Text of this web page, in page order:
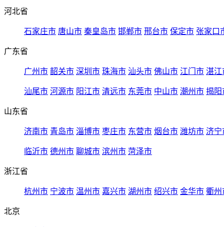
河北省
石家庄市 唐山市 秦皇岛市 邯郸市 邢台市 保定市 张家口
广东省
广州市 韶关市 深圳市 珠海市 汕头市 佛山市 江门市 湛江
汕尾市 河源市 阳江市 清远市 东莞市 中山市 潮州市 揭阳
山东省
济南市 青岛市 淄博市 枣庄市 东营市 烟台市 潍坊市 济宁
临沂市 德州市 聊城市 滨州市 菏泽市
浙江省
杭州市 宁波市 温州市 嘉兴市 湖州市 绍兴市 金华市 衢州
北京